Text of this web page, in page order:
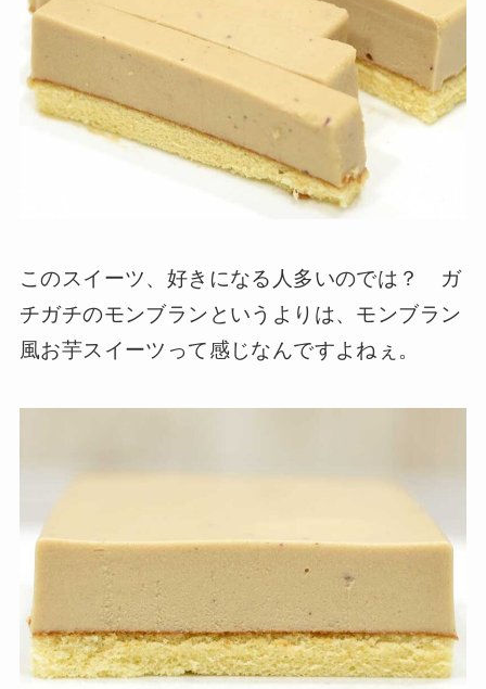
このスイーツ、好きになる人多いのでは？ ガ
チガチのモンブランというよりは、モンブラン
風お芋スイーツって感じなんですよねぇ。